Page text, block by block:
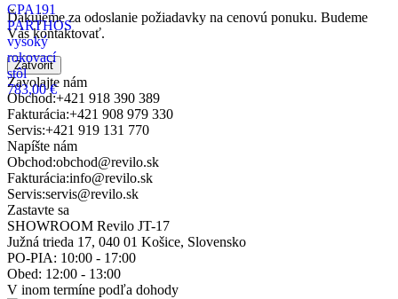
CPA191
PARTHOS
vysoký
rokovací
stôl
783,00 €
Ďakujeme za odoslanie požiadavky na cenovú ponuku. Budeme
Vás kontaktovať.
Zatvoriť
Zavolajte nám
Obchod:+421 918 390 389
Fakturácia:+421 908 979 330
Servis:+421 919 131 770
Napíšte nám
Obchod:obchod@revilo.sk
Fakturácia:info@revilo.sk
Servis:servis@revilo.sk
Zastavte sa
SHOWROOM Revilo JT-17
Južná trieda 17, 040 01 Košice, Slovensko
PO-PIA: 10:00 - 17:00
Obed: 12:00 - 13:00
V inom termíne podľa dohody